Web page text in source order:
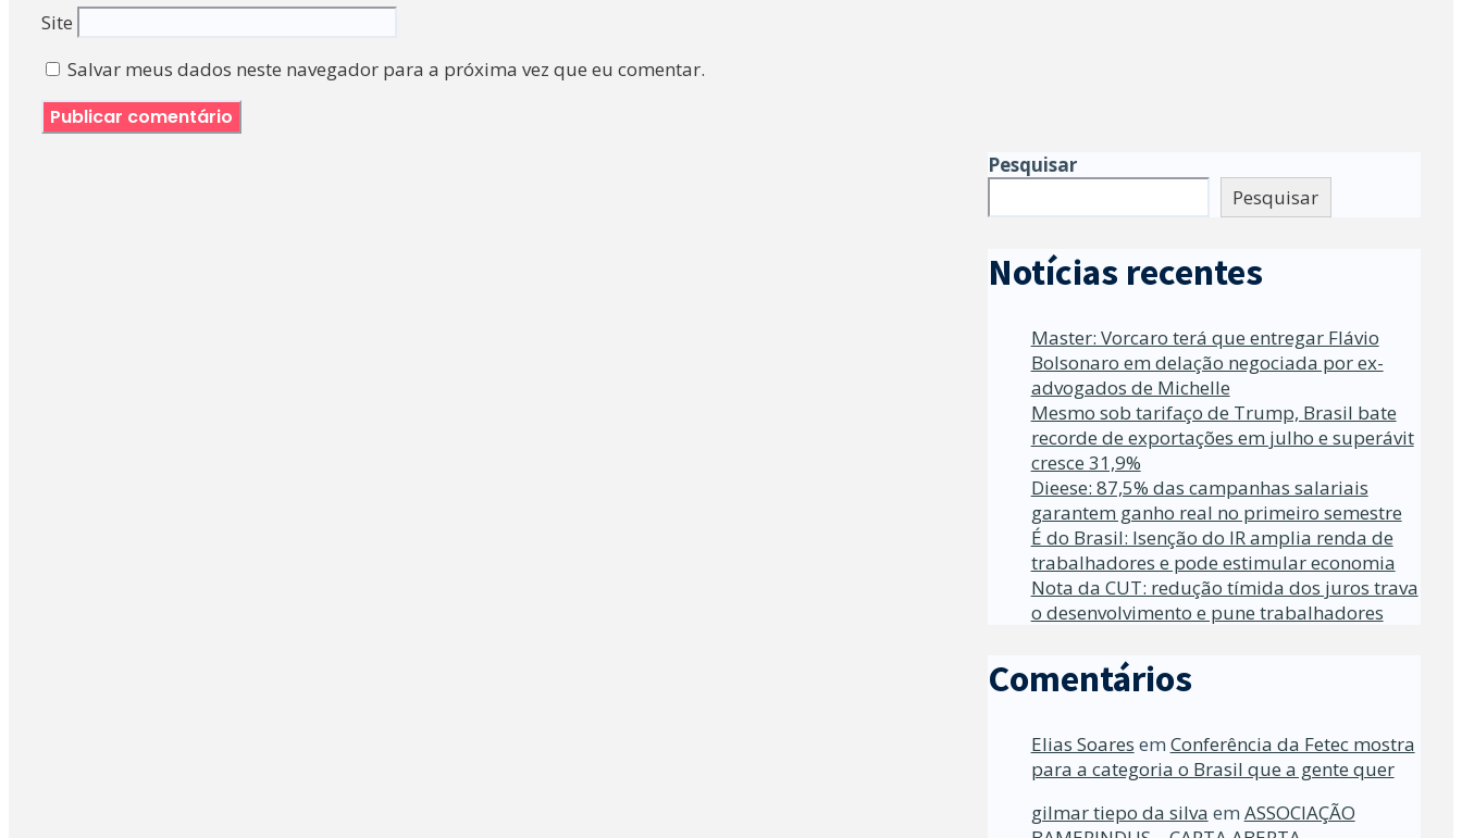
Site
Salvar meus dados neste navegador para a próxima vez que eu comentar.
Pesquisar
Pesquisar
Notícias recentes
Master: Vorcaro terá que entregar Flávio
Bolsonaro em delação negociada por ex-
advogados de Michelle
Mesmo sob tarifaço de Trump, Brasil bate
recorde de exportações em julho e superávit
cresce 31,9%
Dieese: 87,5% das campanhas salariais
garantem ganho real no primeiro semestre
É do Brasil: Isenção do IR amplia renda de
trabalhadores e pode estimular economia
Nota da CUT: redução tímida dos juros trava
o desenvolvimento e pune trabalhadores
Comentários
Elias Soares em Conferência da Fetec mostra
para a categoria o Brasil que a gente quer
gilmar tiepo da silva em ASSOCIAÇÃO